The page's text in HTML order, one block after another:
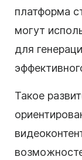
платформа
могут
для
Такое